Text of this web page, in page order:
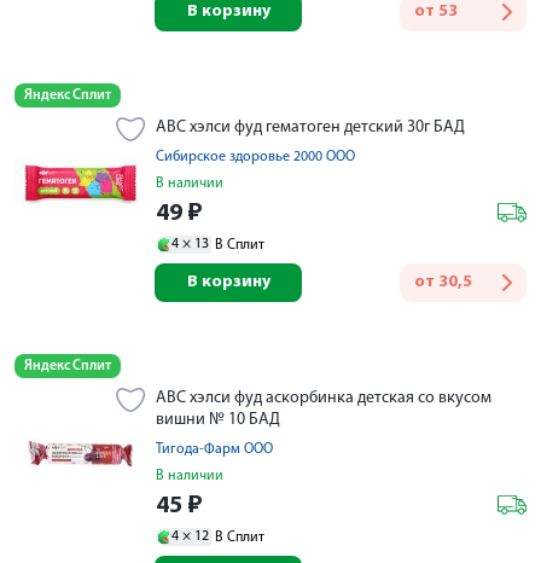
от 53
В корзину
Яндекс Сплит
АВС хэлси фуд гематоген детский 30г БАД
Сибирское здоровье 2000 ООО
В наличии
49 ₽
4 × 13 В Сплит
от 30,5
В корзину
Яндекс Сплит
АВС хэлси фуд аскорбинка детская со вкусом
вишни № 10 БАД
Тигода-Фарм ООО
В наличии
45 ₽
4 × 12 В Сплит